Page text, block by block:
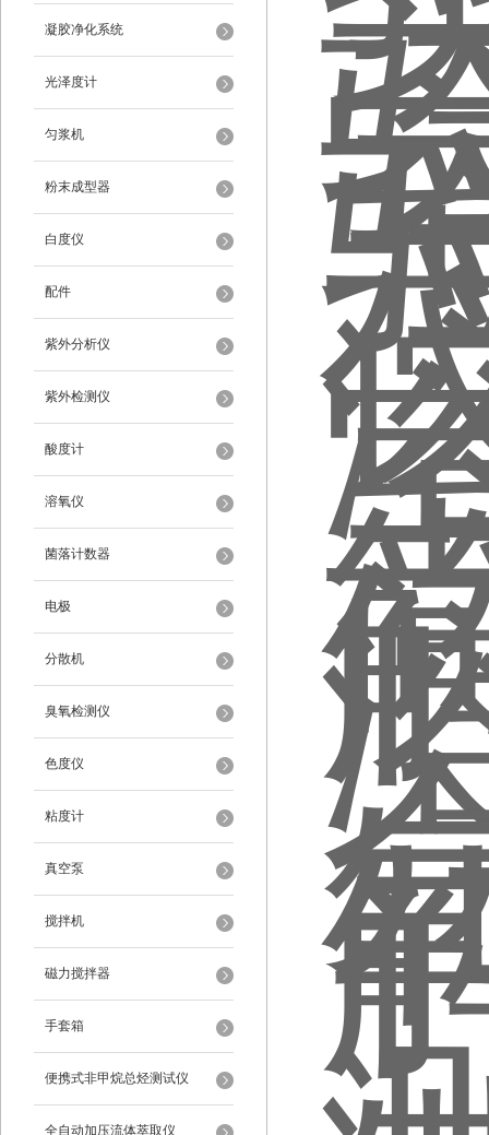
凝胶净化系统
光泽度计
匀浆机
粉末成型器
白度仪
配件
紫外分析仪
紫外检测仪
酸度计
溶氧仪
菌落计数器
电极
分散机
臭氧检测仪
色度仪
粘度计
真空泵
搅拌机
磁力搅拌器
手套箱
便携式非甲烷总烃测试仪
全自动加压流体萃取仪